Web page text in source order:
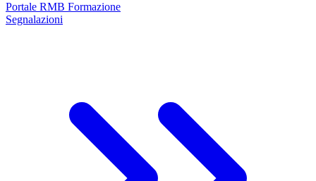
Portale RMB Formazione
Segnalazioni